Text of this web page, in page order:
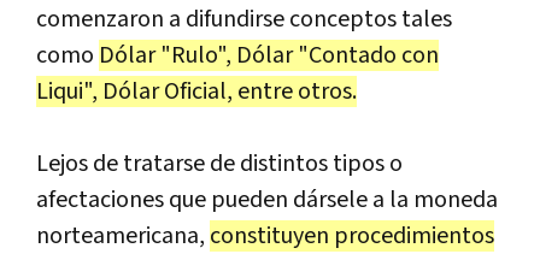
comenzaron a difundirse conceptos tales
como Dólar "Rulo", Dólar "Contado con
Liqui", Dólar Oficial, entre otros.
Lejos de tratarse de distintos tipos o
afectaciones que pueden dársele a la moneda
norteamericana, constituyen procedimientos